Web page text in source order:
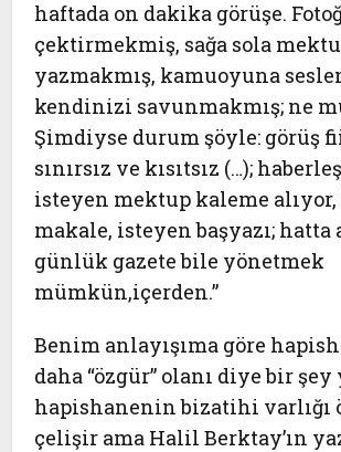
haftada on dakika görüşe.
çektirmekmiş, sağa sola
yazmakmış, kamuoyuna
kendinizi savunmakmış; ne
Şimdiyse durum şöyle: görüş
sınırsız ve kısıtsız (…);
isteyen mektup kaleme
makale, isteyen başyazı; hatta
günlük gazete bile yönetmek
mümkün,içerden.”
Benim anlayışıma göre
daha “özgür” olanı diye bir
hapishanenin bizatihi varlığı
çelişir ama Halil Berktay’ın